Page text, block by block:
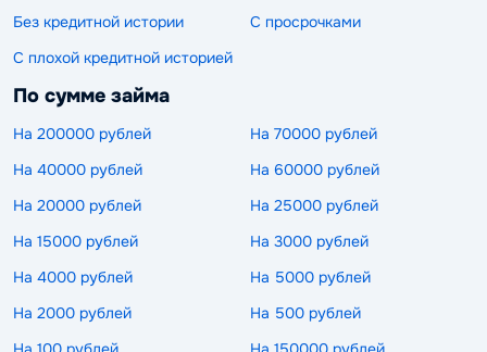
Без кредитной истории
С просрочками
С плохой кредитной историей
По сумме займа
На 200000 рублей
На 70000 рублей
На 40000 рублей
На 60000 рублей
На 20000 рублей
На 25000 рублей
На 15000 рублей
На 3000 рублей
На 4000 рублей
На 5000 рублей
На 2000 рублей
На 500 рублей